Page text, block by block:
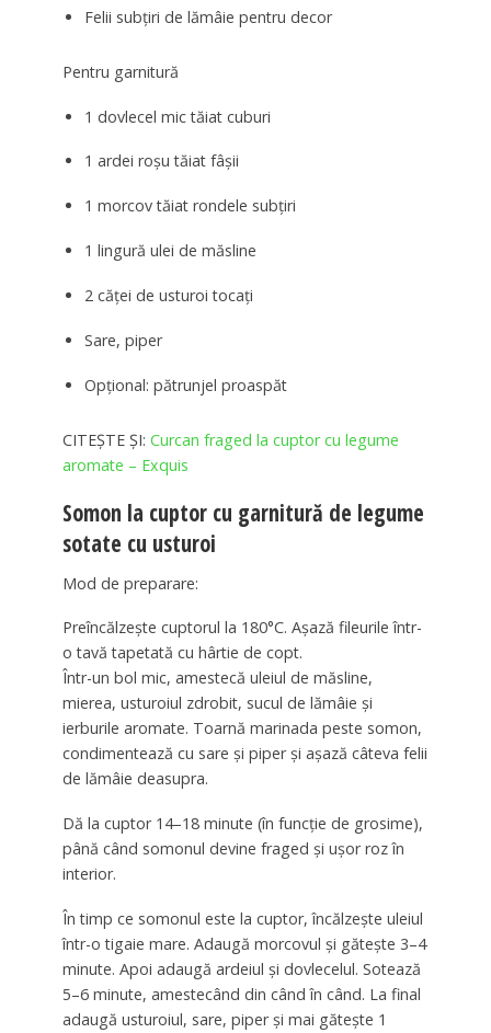
Felii subțiri de lămâie pentru decor
Pentru garnitură
1 dovlecel mic tăiat cuburi
1 ardei roșu tăiat fâșii
1 morcov tăiat rondele subțiri
1 lingură ulei de măsline
2 căței de usturoi tocați
Sare, piper
Opțional: pătrunjel proaspăt
CITEȘTE ȘI: Curcan fraged la cuptor cu legume
aromate – Exquis
Somon la cuptor cu garnitură de legume
sotate cu usturoi
Mod de preparare:
Preîncălzește cuptorul la 180°C. Așază fileurile într-
o tavă tapetată cu hârtie de copt.
Într-un bol mic, amestecă uleiul de măsline,
mierea, usturoiul zdrobit, sucul de lămâie și
ierburile aromate. Toarnă marinada peste somon,
condimentează cu sare și piper și așază câteva felii
de lămâie deasupra.
Dă la cuptor 14–18 minute (în funcție de grosime),
până când somonul devine fraged și ușor roz în
interior.
În timp ce somonul este la cuptor, încălzește uleiul
într-o tigaie mare. Adaugă morcovul și gătește 3–4
minute. Apoi adaugă ardeiul și dovlecelul. Sotează
5–6 minute, amestecând din când în când. La final
adaugă usturoiul, sare, piper și mai gătește 1